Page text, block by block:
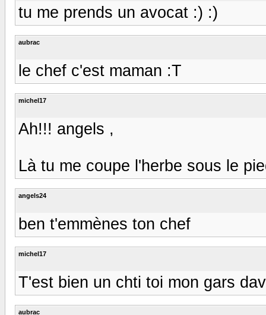
tu me prends un avocat :) :)
aubrac
le chef c'est maman :T
michel17
Ah!!! angels ,
Là tu me coupe l'herbe sous le
angels24
ben t'emmènes ton chef
michel17
T'est bien un chti toi mon gars
aubrac